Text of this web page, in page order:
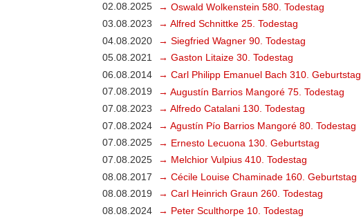
02.08.2025
→ Oswald Wolkenstein 580. Todestag
03.08.2023
→ Alfred Schnittke 25. Todestag
04.08.2020
→ Siegfried Wagner 90. Todestag
05.08.2021
→ Gaston Litaize 30. Todestag
06.08.2014
→ Carl Philipp Emanuel Bach 310. Geburtstag
07.08.2019
→ Augustín Barrios Mangoré 75. Todestag
07.08.2023
→ Alfredo Catalani 130. Todestag
07.08.2024
→ Agustín Pío Barrios Mangoré 80. Todestag
07.08.2025
→ Ernesto Lecuona 130. Geburtstag
07.08.2025
→ Melchior Vulpius 410. Todestag
08.08.2017
→ Cécile Louise Chaminade 160. Geburtstag
08.08.2019
→ Carl Heinrich Graun 260. Todestag
08.08.2024
→ Peter Sculthorpe 10. Todestag